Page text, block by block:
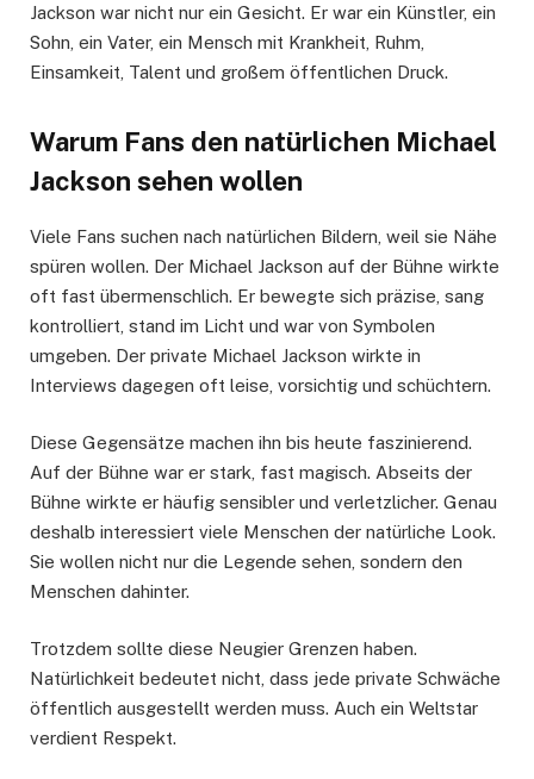
Jackson war nicht nur ein Gesicht. Er war ein Künstler, ein
Sohn, ein Vater, ein Mensch mit Krankheit, Ruhm,
Einsamkeit, Talent und großem öffentlichen Druck.
Warum Fans den natürlichen Michael
Jackson sehen wollen
Viele Fans suchen nach natürlichen Bildern, weil sie Nähe
spüren wollen. Der Michael Jackson auf der Bühne wirkte
oft fast übermenschlich. Er bewegte sich präzise, sang
kontrolliert, stand im Licht und war von Symbolen
umgeben. Der private Michael Jackson wirkte in
Interviews dagegen oft leise, vorsichtig und schüchtern.
Diese Gegensätze machen ihn bis heute faszinierend.
Auf der Bühne war er stark, fast magisch. Abseits der
Bühne wirkte er häufig sensibler und verletzlicher. Genau
deshalb interessiert viele Menschen der natürliche Look.
Sie wollen nicht nur die Legende sehen, sondern den
Menschen dahinter.
Trotzdem sollte diese Neugier Grenzen haben.
Natürlichkeit bedeutet nicht, dass jede private Schwäche
öffentlich ausgestellt werden muss. Auch ein Weltstar
verdient Respekt.